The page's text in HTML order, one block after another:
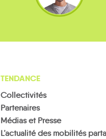
TENDANCE
Collectivités
Partenaires
Médias et Presse
L’actualité des mobilités